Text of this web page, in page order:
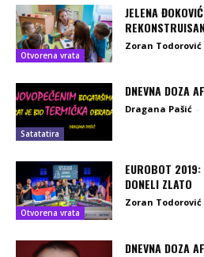
Otvorena vrata
JELENA
Zoran Todorović
Satatatira
DNEVNA DOZA
Dragana Pašić -
Otvorena vrata
EUROBOT
DONELI ZLATO
Zoran Todorović
DNEVNA DOZA